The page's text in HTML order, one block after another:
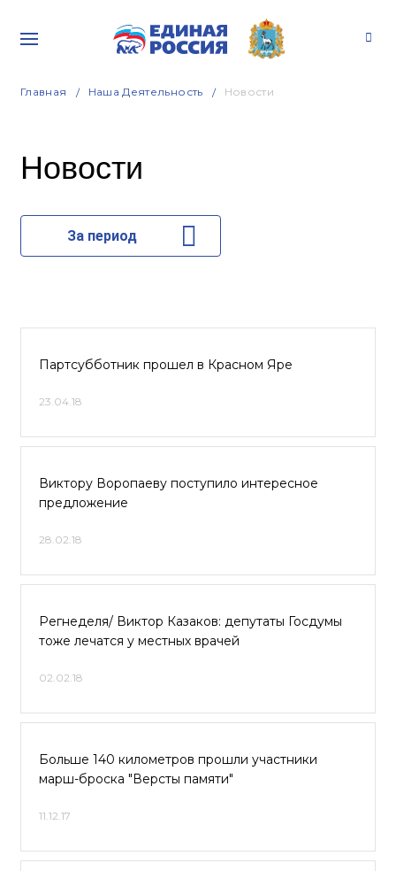
Главная Наша Деятельность Новости
Новости
За период
Партсубботник прошел в Красном Яре
23.04.18
Виктору Воропаеву поступило интересное
предложение
28.02.18
Регнеделя/ Виктор Казаков: депутаты Госдумы
тоже лечатся у местных врачей
02.02.18
Больше 140 километров прошли участники
марш-броска "Версты памяти"
11.12.17